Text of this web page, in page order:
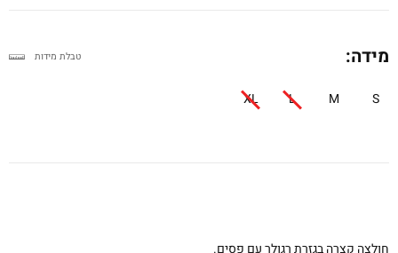
מידה:
S
M
L
XL
טבלת מידות
חולצה קצרה בגזרת רגולר עם פסים.